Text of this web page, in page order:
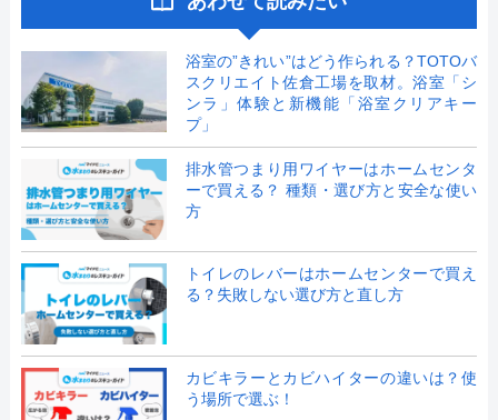
浴室の”きれい”はどう作られる？TOTOバ
スクリエイト佐倉工場を取材。浴室「シ
ンラ」体験と新機能「浴室クリアキー
プ」
排水管つまり用ワイヤーはホームセンタ
ーで買える？ 種類・選び方と安全な使い
方
トイレのレバーはホームセンターで買え
る？失敗しない選び方と直し方
カビキラーとカビハイターの違いは？使
う場所で選ぶ！